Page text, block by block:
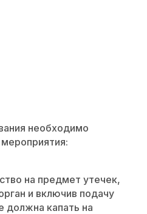
необходимо
на предмет утечек,
и включив подачу
должна капать на